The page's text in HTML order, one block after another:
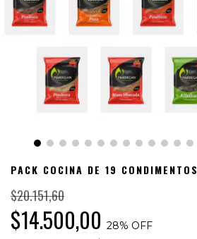
PACK COCINA DE 19 CONDIMENTOS
$20.151,60
$14.500,00 28% OFF